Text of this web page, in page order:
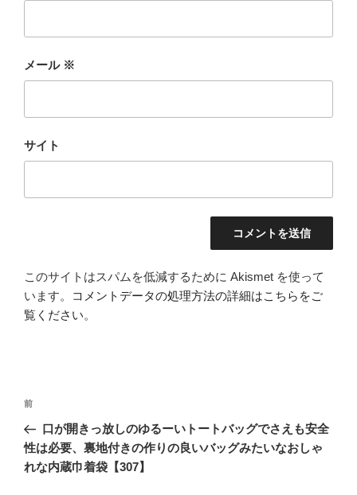
メール ※
サイト
このサイトはスパムを低減するために Akismet を使って
います。
コメントデータの処理方法の詳細はこちらをご
覧ください。
投
ナ
ビ
前
の
投
稿
前
口が開きっ放しのゆるーいトートバッグでさえも安全
性は必要、裏地付きの作りの良いバッグみたいなおしゃ
れな内蔵巾着袋【307】